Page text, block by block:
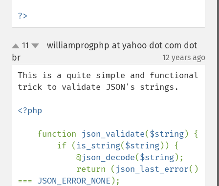
?>
up11
williamprogphp at yahoo dot com dot
br
12 years ago
This is a quite simple and functional
trick to validate JSON's strings.
<?php
function json_validate($string) {
        if (
is_string($string)) {
            @
json_decode($string);
            return (
json_last_error()
=== JSON_ERROR_NONE );